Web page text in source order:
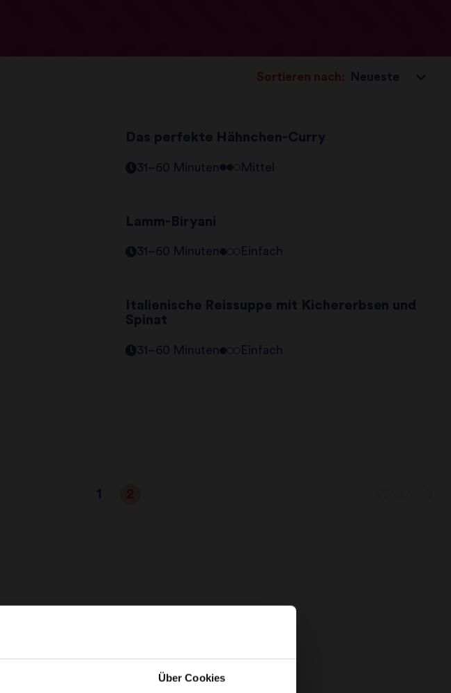
Über Cookies
Sortieren nach:
Das perfekte Hähnchen-Curry
31–60 Minuten Mittel
Lamm-Biryani
31–60 Minuten Einfach
Italienische Reissuppe mit Kichererbsen und
Spinat
31–60 Minuten Einfach
1